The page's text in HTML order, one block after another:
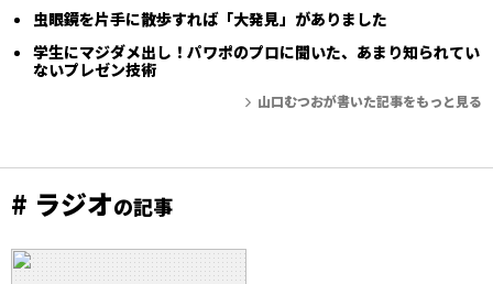
虫眼鏡を片手に散歩すれば「大発見」がありました
学生にマジダメ出し！パワポのプロに聞いた、あまり知られてい
ないプレゼン技術
山口むつおが書いた記事をもっと見る
# ラジオの記事